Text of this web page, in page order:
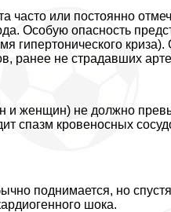
часто или постоянно
Особую опасность
гипертонического
ранее не страдавших
и женщин) не должно
спазм кровеносных
поднимается, но
шока.